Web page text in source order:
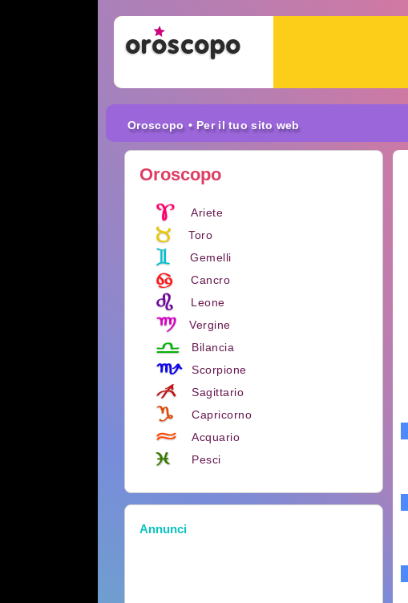
Oroscopo • Per il tuo sito web
Oroscopo
Ariete
Toro
Gemelli
Cancro
Leone
Vergine
Bilancia
Scorpione
Sagittario
Capricorno
Acquario
Pesci
Annunci